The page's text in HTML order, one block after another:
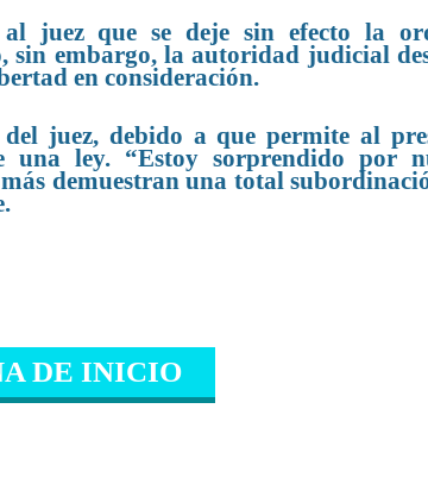
juez que se deje sin efecto la
embargo, la autoridad judicial
en consideración.
juez, debido a que permite al
una ley. “Estoy sorprendido por
demuestran una total
DE INICIO